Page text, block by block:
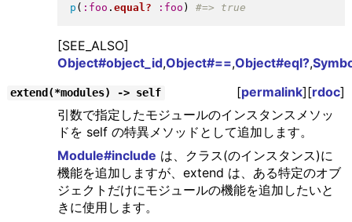
p ( :foo . equal? :foo )
[SEE_ALSO]
Object#object_id,Object#==,Object#eql?,
extend(*modules) -> self [permalink][rdoc]
引数で指定したモジュールのインスタンスメソッ
ドを self の特異メソッドとして追加します。
Module#include は、クラス(のインスタンス)に
機能を追加しますが、extend は、ある特定のオブ
ジェクトだけにモジュールの機能を追加したいと
きに使用します。